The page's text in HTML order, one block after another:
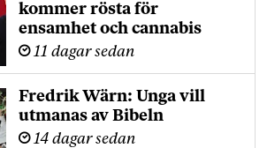
kommer rösta för
ensamhet och cannabis
11 dagar sedan
Fredrik Wärn: Unga vill
utmanas av Bibeln
14 dagar sedan